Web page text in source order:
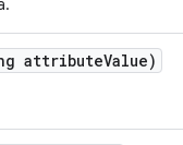
attributeValue)